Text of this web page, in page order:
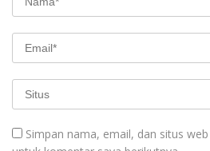
Simpan nama, email, dan situs